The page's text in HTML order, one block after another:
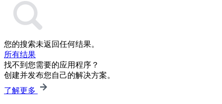
您的搜索未返回任何结果。
所有结果
找不到您需要的应用程序？
创建并发布您自己的解决方案。
了解更多